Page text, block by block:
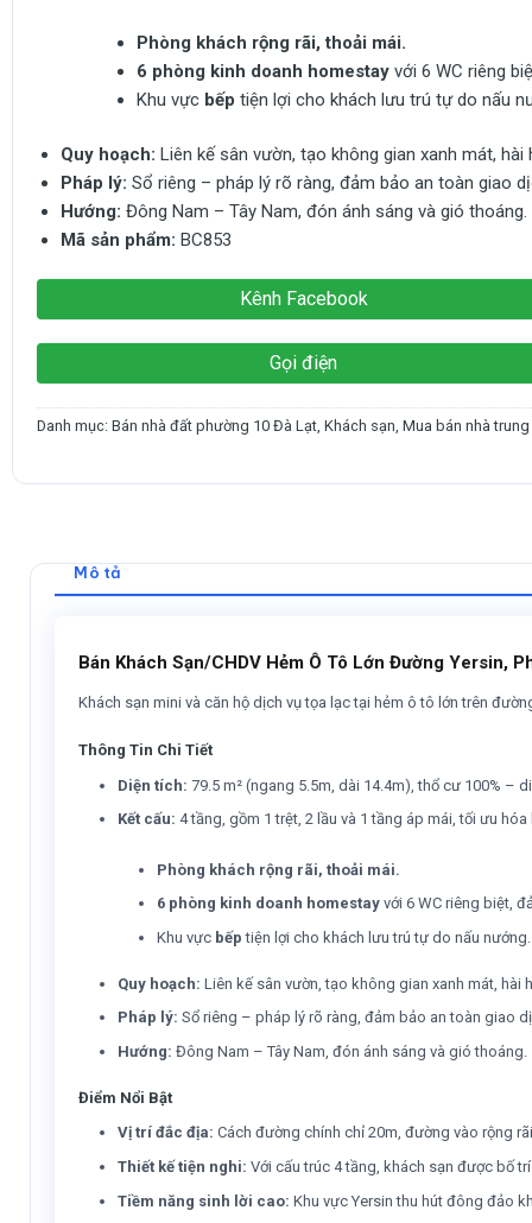
Phòng khách rộng rãi, thoải mái.
6 phòng kinh doanh homestay với 6 WC riêng
Khu vực bếp tiện lợi cho khách lưu trú tự do nấu
Quy hoạch: Liên kế sân vườn, tạo không gian xanh mát, hài
Pháp lý: Sổ riêng – pháp lý rõ ràng, đảm bảo an toàn giao
Hướng: Đông Nam – Tây Nam, đón ánh sáng và gió thoáng.
Mã sản phẩm: BC853
Kênh Facebook
Gọi điện
Danh mục:Bán nhà đất phường 10 Đà Lạt ,Khách sạn ,Mua bán nhà
Mô tả
Bán Khách Sạn/CHDV Hẻm Ô Tô Lớn Đường Yersin,
Khách sạn mini và căn hộ dịch vụ tọa lạc tại hẻm ô tô lớn trên
Thông Tin Chi Tiết
Diện tích: 79.5 m² (ngang 5.5m, dài 14.4m), thổ cư 100% –
Kết cấu: 4 tầng, gồm 1 trệt, 2 lầu và 1 tầng áp mái, tối ưu
Phòng khách rộng rãi, thoải mái.
6 phòng kinh doanh homestay với 6 WC riêng biệt,
Khu vực bếp tiện lợi cho khách lưu trú tự do nấu nướng.
Quy hoạch: Liên kế sân vườn, tạo không gian xanh mát, hài
Pháp lý: Sổ riêng – pháp lý rõ ràng, đảm bảo an toàn giao
Hướng: Đông Nam – Tây Nam, đón ánh sáng và gió thoáng.
Điểm Nổi Bật
Vị trí đắc địa: Cách đường chính chỉ 20m, đường vào rộng
Thiết kế tiện nghi: Với cấu trúc 4 tầng, khách sạn được bố
Tiềm năng sinh lời cao: Khu vực Yersin thu hút đông đảo